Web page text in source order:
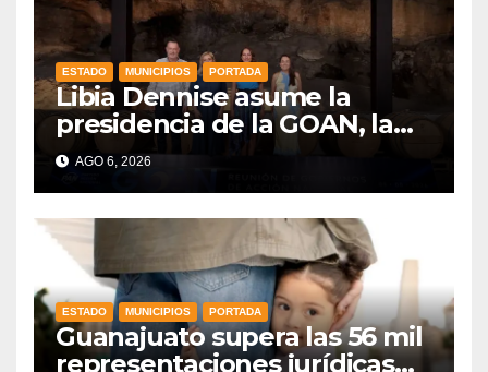
ESTADO MUNICIPIOS PORTADA
Libia Dennise asume la
presidencia de la GOAN, la
alianza de gobernadores del
PAN
AGO 6, 2026
ESTADO MUNICIPIOS PORTADA
Guanajuato supera las 56 mil
representaciones jurídicas